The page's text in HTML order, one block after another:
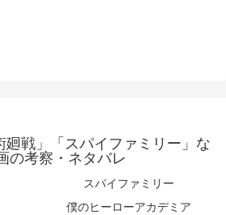
廻戦」「スパイファミリー」な
の考察・ネタバレ
スパイファミリー
僕のヒーローアカデミア